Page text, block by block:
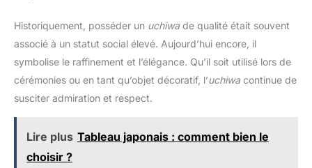
personnalité unique. Occasions applicables : que ce soit lors
quotidienne, cet élastique à cheveux pour femme peut ajouter
beaucoup de couleur à votre look général.
Historiquement, posséder un uchiwa de qualité était souvent
associé à un statut social élevé. Aujourd’hui encore, il
symbolise le raffinement et l’élégance. Qu’il soit utilisé lors de
cérémonies ou en tant qu’objet décoratif, l’uchiwa continue de
susciter admiration et respect.
Lire plus Tableau japonais : comment bien le
choisir ?